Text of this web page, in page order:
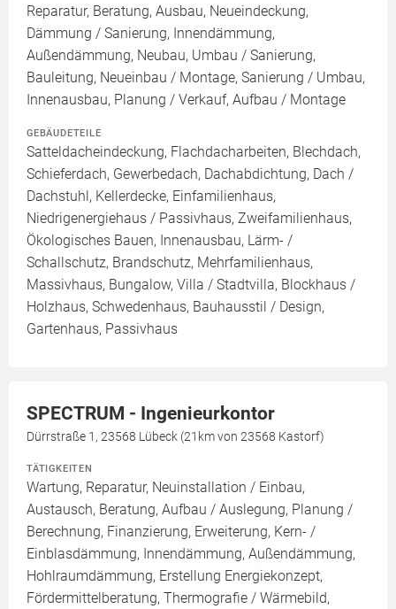
Reparatur, Beratung, Ausbau, Neueindeckung,
Dämmung / Sanierung, Innendämmung,
Außendämmung, Neubau, Umbau / Sanierung,
Bauleitung, Neueinbau / Montage, Sanierung / Umbau,
Innenausbau, Planung / Verkauf, Aufbau / Montage
GEBÄUDETEILE
Satteldacheindeckung, Flachdacharbeiten, Blechdach,
Schieferdach, Gewerbedach, Dachabdichtung, Dach /
Dachstuhl, Kellerdecke, Einfamilienhaus,
Niedrigenergiehaus / Passivhaus, Zweifamilienhaus,
Ökologisches Bauen, Innenausbau, Lärm- /
Schallschutz, Brandschutz, Mehrfamilienhaus,
Massivhaus, Bungalow, Villa / Stadtvilla, Blockhaus /
Holzhaus, Schwedenhaus, Bauhausstil / Design,
Gartenhaus, Passivhaus
SPECTRUM - Ingenieurkontor
Dürrstraße 1, 23568 Lübeck (21km von 23568 Kastorf)
TÄTIGKEITEN
Wartung, Reparatur, Neuinstallation / Einbau,
Austausch, Beratung, Aufbau / Auslegung, Planung /
Berechnung, Finanzierung, Erweiterung, Kern- /
Einblasdämmung, Innendämmung, Außendämmung,
Hohlraumdämmung, Erstellung Energiekonzept,
Fördermittelberatung, Thermografie / Wärmebild,